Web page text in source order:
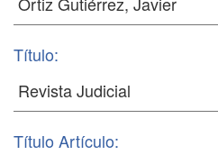
Título:
Título Artículo: